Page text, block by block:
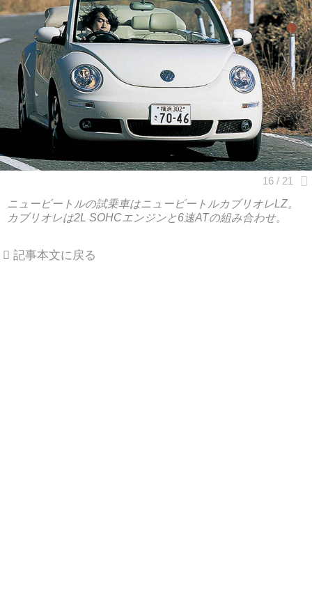
ニュービートルの試乗車はニュービートルカブリオレLZ。
カブリオレは2L SOHCエンジンと6速ATの組み合わせ。
記事本文に戻る